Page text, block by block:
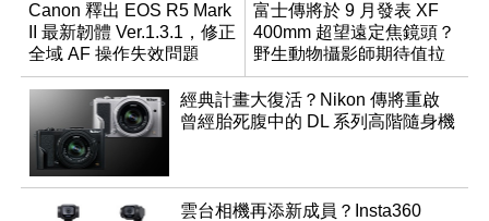
Canon 釋出 EOS R5 Mark
II 最新韌體 Ver.1.3.1，修正
全域 AF 操作失效問題
富士傳將於 9 月發表 XF
400mm 超望遠定焦鏡頭？
野生動物攝影師期待值拉
滿
經典計畫大復活？Nikon 傳將重啟
曾經胎死腹中的 DL 系列高階隨身機
雲台相機再添新成員？Insta360